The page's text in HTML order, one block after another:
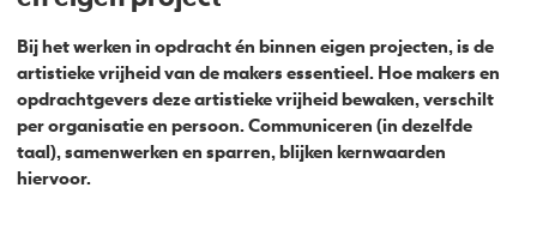
Bij het werken in opdracht én binnen eigen projecten, is de
artistieke vrijheid van de makers essentieel. Hoe makers en
opdrachtgevers deze artistieke vrijheid bewaken, verschilt
per organisatie en persoon. Communiceren (in dezelfde
taal), samenwerken en sparren, blijken kernwaarden
hiervoor.